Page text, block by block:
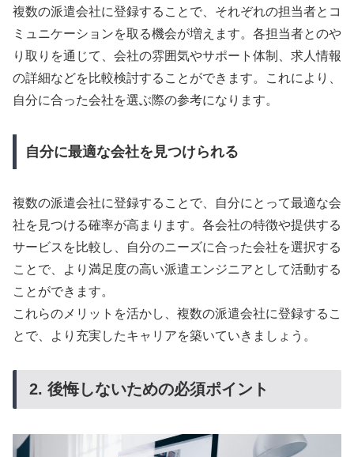
複数の派遣会社に登録することで、それぞれの担当者とコ
ミュニケーションを取る機会が増えます。各担当者とのや
り取りを通じて、会社の雰囲気やサポート体制、求人情報
の詳細などを比較検討することができます。これにより、
自分に合った会社を選ぶ際の参考になります。
自分に最適な会社を見つけられる
複数の派遣会社に登録することで、自分にとって最適な会
社を見つける確率が高まります。各会社の特徴や提供する
サービスを比較し、自分のニーズに合った会社を選択する
ことで、より満足度の高い派遣エンジニアとして活動する
ことができます。
これらのメリットを活かし、複数の派遣会社に登録するこ
とで、より充実したキャリアを築いていきましょう。
2. 後悔しないための必須ポイント